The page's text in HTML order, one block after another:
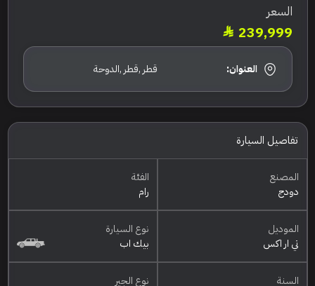
السعر
239,999
العنوان: قطر ,قطر ,الدوحة
تفاصيل السيارة
المصنع
دودج
الفئة
رام
الموديل
تي ار اكس
نوع السيارة
بيك اب
السنة
نوع الجير